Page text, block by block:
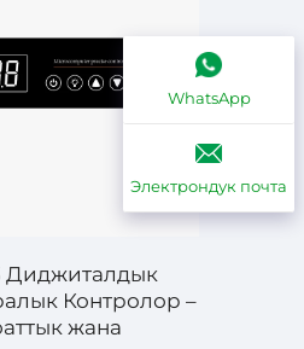
Диджиталдык
Контролор –
жана
WhatsApp
Электрондук почта